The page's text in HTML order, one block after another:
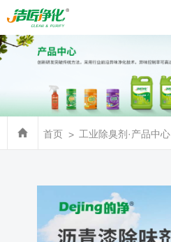
首页 工业除臭剂·产品中心